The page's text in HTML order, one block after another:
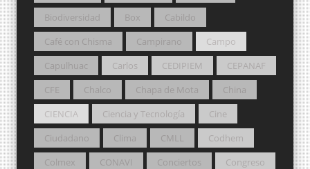
Biodiversidad
Box
Cabildo
Café con Chisma
Campirano
Campo
Capulhuac
Carlos CEDIPIEM
CEPANAF
CFE
Chalco Chapa de Mota
China
CIENCIA
Ciencia y Tecnología
Cine
Ciudadano
Clima CMLL
Codhem
Colmex
CONAVI Conciertos
Congreso